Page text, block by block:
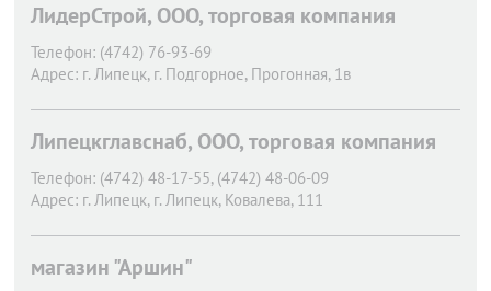
ЛидерСтрой, ООО, торговая компания
Телефон: (4742) 76-93-69
Адрес: г. Липецк, г. Подгорное, Прогонная, 1в
Липецкглавснаб, ООО, торговая компания
Телефон: (4742) 48-17-55, (4742) 48-06-09
Адрес: г. Липецк, г. Липецк, Ковалева, 111
магазин "Аршин"